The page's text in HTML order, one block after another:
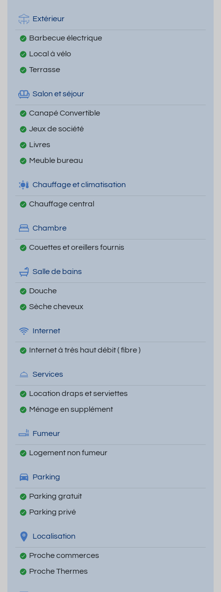
Extérieur
Barbecue électrique
Local à vélo
Terrasse
Salon et séjour
Canapé Convertible
Jeux de société
Livres
Meuble bureau
Chauffage et climatisation
Chauffage central
Chambre
Couettes et oreillers fournis
Salle de bains
Douche
Sèche cheveux
Internet
Internet à très haut débit ( fibre )
Services
Location draps et serviettes
Ménage en supplément
Fumeur
Logement non fumeur
Parking
Parking gratuit
Parking privé
Localisation
Proche commerces
Proche Thermes